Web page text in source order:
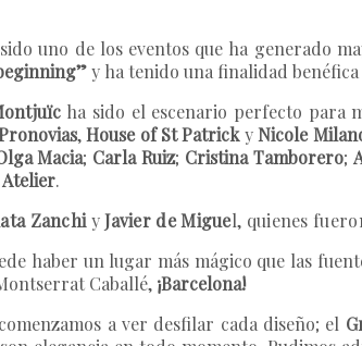
uno de los eventos que ha generado
y ha tenido una finalidad benéfica
ha sido el escenario perfecto para
,House of St Patrick yNicole
Macia; Carla Ruiz; Cristina Tamborero;
Atelier.
Zanchi yJavier de Miguel, quienes
haber un lugar más mágico que las
Caballé, ¡Barcelona!
a ver desfilar cada diseño; el